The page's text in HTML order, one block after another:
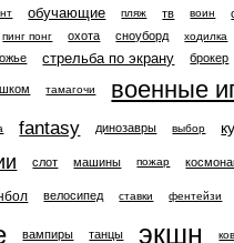
обучающие пляж тв воин
пинг понг охота сноуборд ходилка
стрельба по экрану брокер
тамагочи военные
fantasy динозавры выбор
слот машины пожар
велосипед ставки фентейзи
вампиры танцы экшн